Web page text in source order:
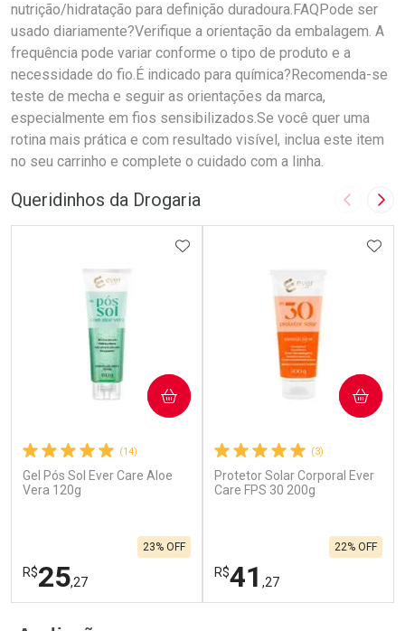
nutrição/hidratação para definição duradoura.FAQPode ser
usado diariamente?Verifique a orientação da embalagem. A
frequência pode variar conforme o tipo de produto e a
necessidade do fio.É indicado para química?Recomenda-se
teste de mecha e seguir as orientações da marca,
especialmente em fios sensibilizados.Se você quer uma
rotina mais prática e com resultado visível, inclua este item
no seu carrinho e complete o cuidado com a linha.
Queridinhos da Drogaria Imagem
(14)
Gel Pós Sol Ever Care Aloe
Vera 120g
R$25,27
23% OFF
ADICIONAR AOS FAVORITOS
COMPRAR
(3)
Protetor Solar Corporal Ever
Care FPS 30 200g
R$41 ,27
22% OFF
COMPRAR